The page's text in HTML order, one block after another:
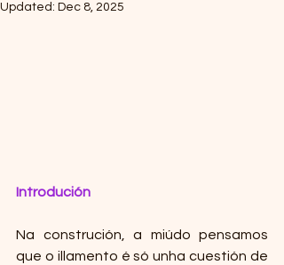
Updated: Dec 8, 2025
Introdución
Na construción, a miúdo pensamos
que o illamento é só unha cuestión de